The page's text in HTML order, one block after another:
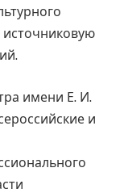
источниковую
имени Е. И.
и